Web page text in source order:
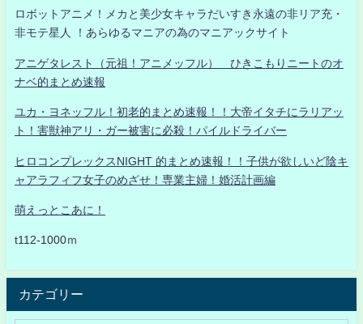
ロボットアニメ！メカと美少女キャラだいすき永遠の非リア充・
非モテ星人 ！あらゆるマニアの為のマニアックサイト
アニゲタレスト（元祖！アニメッフル） ひきこもりニートのオ
ナベ的まとめ速報
ユカ・ヨネッフル！初老的まとめ速報！！大帝イタチにラリアッ
ト！害獣神アリ・ガー被害に必殺！パイルドライバー
ヒロコンプレックスNIGHT 的まとめ速報！！子供が欲しいど陰キ
ャアラフィフ女子のめざせ！専業主婦！婚活計画編
萌えっとこあに！
t112-1000ｍ
カテゴリー